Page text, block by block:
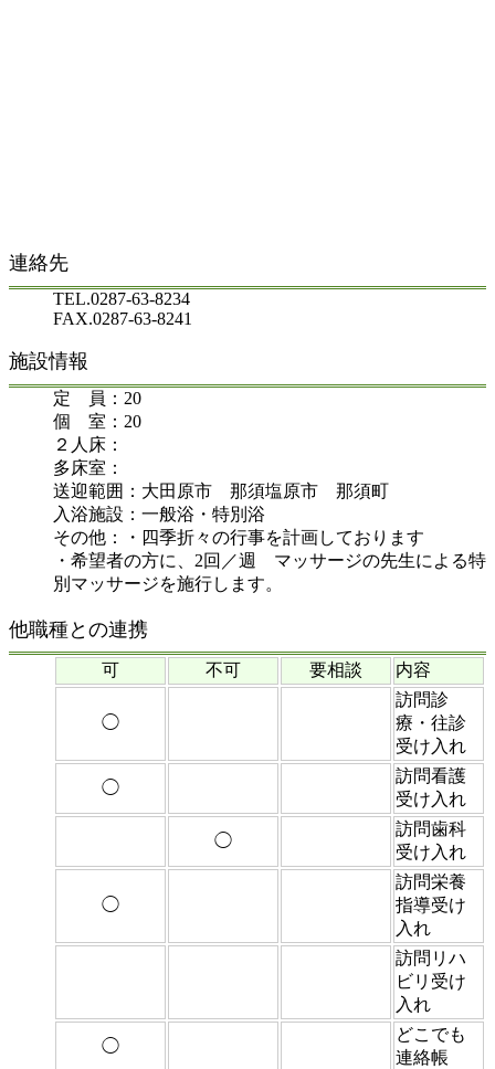
連絡先
TEL.0287-63-8234
FAX.0287-63-8241
施設情報
定 員：20
個 室：20
２人床：
多床室：
送迎範囲：大田原市 那須塩原市 那須町
入浴施設：一般浴・特別浴
その他：・四季折々の行事を計画しております
・希望者の方に、2回／週 マッサージの先生による特
別マッサージを施行します。
他職種との連携
可 不可 要相談 内容
◯
訪問診
療・往診
受け入れ
◯
訪問看護
受け入れ
◯
訪問歯科
受け入れ
◯
訪問栄養
指導受け
入れ
訪問リハ
ビリ受け
入れ
◯
どこでも
連絡帳